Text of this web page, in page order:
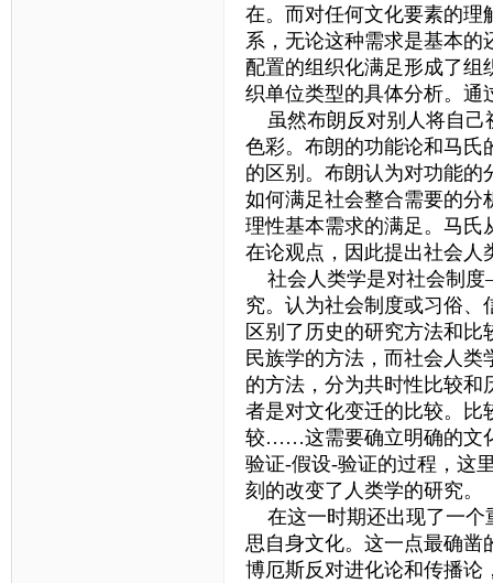
在。而对任何文化要素的理
系，无论这种需求是基本的
配置的组织化满足形成了组
织单位类型的具体分析。通
虽然布朗反对别人将自己
色彩。布朗的功能论和马氏
的区别。布朗认为对功能的
如何满足社会整合需要的分
理性基本需求的满足。马氏
在论观点，因此提出社会人
社会人类学是对社会制度
究。认为社会制度或习俗、
区别了历史的研究方法和
民族学的方法，而社会人
的方法，分为共时性比较和
者是对文化变迁的比较。比
较……这需要确立明确的文
验证-假设-验证的过程，这
刻的改变了人类学的研究。
在这一时期还出现了一个
思自身文化。这一点最确凿
博厄斯反对进化论和传播论